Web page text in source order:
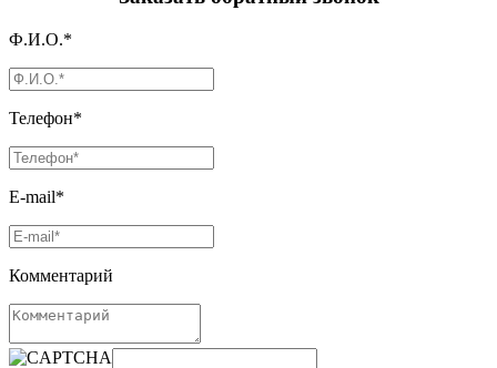
Ф.И.О.*
Телефон*
E-mail*
Комментарий